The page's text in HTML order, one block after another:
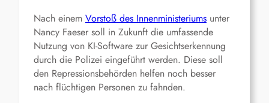
Nach einem Vorstoß des Innenministeriums unter
Nancy Faeser soll in Zukunft die umfassende
Nutzung von KI-Software zur Gesichtserkennung
durch die Polizei eingeführt werden. Diese soll
den Repressionsbehörden helfen noch besser
nach flüchtigen Personen zu fahnden.